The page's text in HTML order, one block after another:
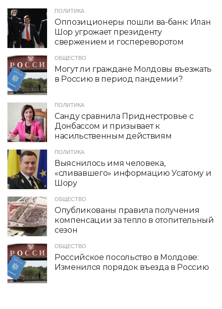
ПОЛИТИКА
Оппозиционеры пошли ва-банк: Илан
Шор угрожает президенту
свержением и госпереворотом
ОБЩЕСТВО
Могут ли граждане Молдовы въезжать
в Россию в период пандемии?
ПОЛИТИКА
Санду сравнила Приднестровье с
Донбассом и призывает к
насильственным действиям
ПОЛИТИКА
Выяснилось имя человека,
«сливавшего» информацию Усатому и
Шору
ОБЩЕСТВО
Опубликованы правила получения
компенсации за тепло в отопительный
сезон
ОБЩЕСТВО
Российское посольство в Молдове:
Изменился порядок въезда в Россию